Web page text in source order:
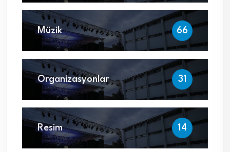
Müzik 66
Organizasyonlar 31
Resim 14